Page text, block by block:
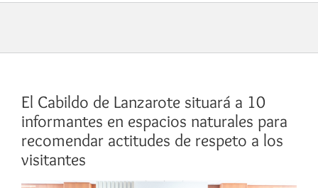
El Cabildo de Lanzarote situará a 10
informantes en espacios naturales para
recomendar actitudes de respeto a los
visitantes